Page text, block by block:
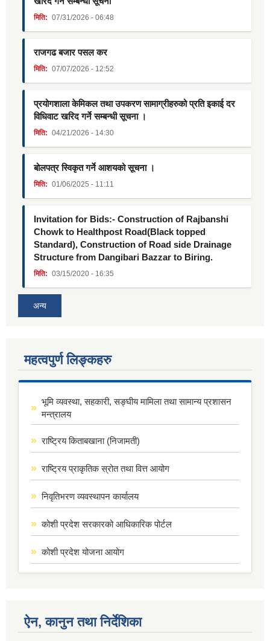
मिति: 07/31/2026 - 06:48
राजगढ बजार पसल कर
मिति: 07/07/2026 - 12:52
प्रयोगशाला केमिकल तथा उपकरण सामाग्रीहरुको प्रति इकाई दर
विधिवाट खरिद गर्ने सम्बन्धी सूचना ।
मिति: 04/21/2026 - 14:30
बोलपत्र स्विकृत गर्ने आशयको सूचना ।
मिति: 01/06/2025 - 11:11
Invitation for Bids:- Construction of Rajbanshi
Chowk to Healthpost Road(Black topped
Standard), Construction of Road side Drainage
Structure from Dangibari Bazzar to Biring.
मिति: 03/15/2020 - 16:35
अन्य
महत्वपुर्ण लिङ्कहरु
भूमि व्यवस्था, सहकारी, सङ्घीय मामिला तथा सामान्य प्रशासन
मन्त्रालय
राष्ट्रिय किताबखाना (निजामती)
राष्ट्रिय प्राकृतिक स्रोत तथा वित्त आयोग
निवृतिभरण व्यवस्थापन कार्यालय
कोशी प्रदेश सरकारको आधिकारिक पोर्टल
कोशी प्रदेश योजना आयोग
ऐन, कानुन तथा निर्देशिका